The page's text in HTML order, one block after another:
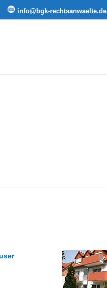
info@bgk-rechtsanwaelte.de